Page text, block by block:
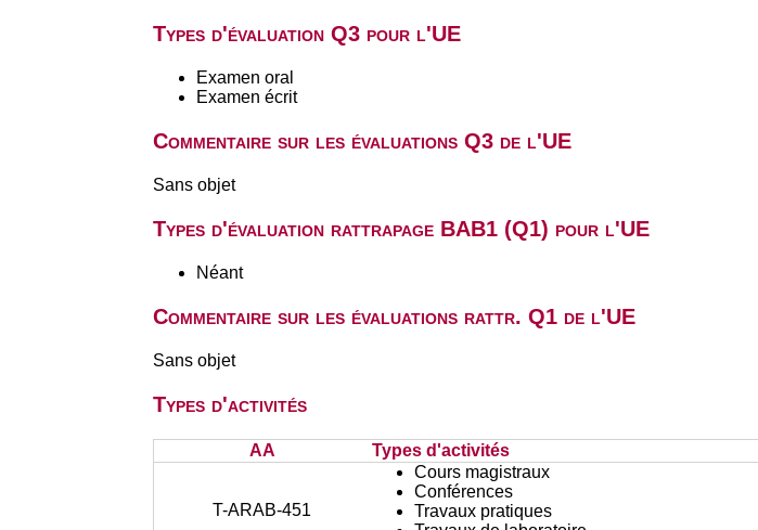
Types d'évaluation Q3 pour l'UE
Examen oral
Examen écrit
Commentaire sur les évaluations Q3 de l'UE
Sans objet
Types d'évaluation rattrapage BAB1 (Q1) pour l'UE
Néant
Commentaire sur les évaluations rattr. Q1 de l'UE
Sans objet
Types d'activités
AA Types d'activités
T-ARAB-451
Cours magistraux
Conférences
Travaux pratiques